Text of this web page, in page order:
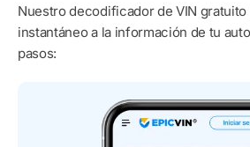
Nuestro decodificador de VIN
instantáneo a la información de tu
pasos: